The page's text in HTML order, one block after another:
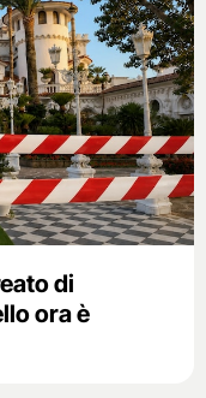
di
ora è